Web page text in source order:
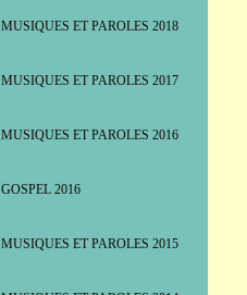
MUSIQUES ET PAROLES 2018
MUSIQUES ET PAROLES 2017
MUSIQUES ET PAROLES 2016
GOSPEL 2016
MUSIQUES ET PAROLES 2015